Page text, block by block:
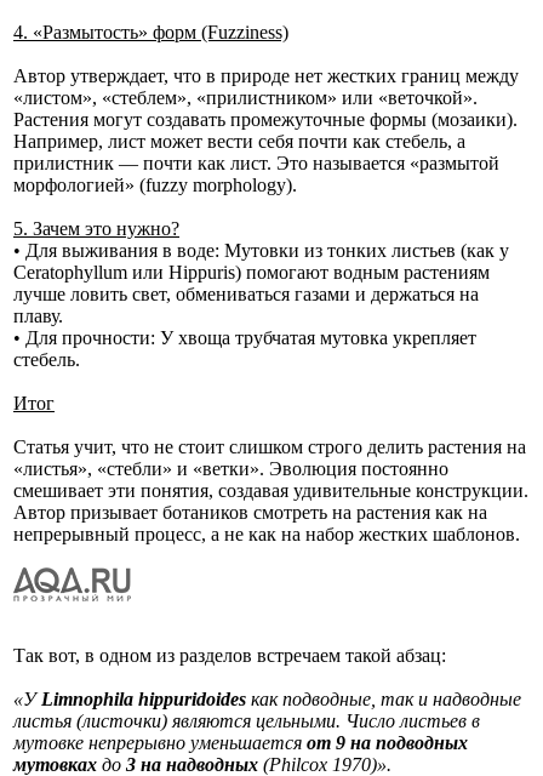
4. «Размытость» форм (Fuzziness)
Автор утверждает, что в природе нет жестких границ между
«листом», «стеблем», «прилистником» или «веточкой».
Растения могут создавать промежуточные формы (мозаики).
Например, лист может вести себя почти как стебель, а
прилистник — почти как лист. Это называется «размытой
морфологией» (fuzzy morphology).
5. Зачем это нужно?
• Для выживания в воде: Мутовки из тонких листьев (как у
Ceratophyllum или Hippuris) помогают водным растениям
лучше ловить свет, обмениваться газами и держаться на
плаву.
• Для прочности: У хвоща трубчатая мутовка укрепляет
стебель.
Итог
Статья учит, что не стоит слишком строго делить растения на
«листья», «стебли» и «ветки». Эволюция постоянно
смешивает эти понятия, создавая удивительные конструкции.
Автор призывает ботаников смотреть на растения как на
непрерывный процесс, а не как на набор жестких шаблонов.
Так вот, в одном из разделов встречаем такой абзац:
«УLimnophila hippuridoides как подводные, так и надводные
листья (листочки) являются цельными. Число листьев в
мутовке непрерывно уменьшается от 9 на подводных
мутовках до 3 на надводных (Philcox 1970)».